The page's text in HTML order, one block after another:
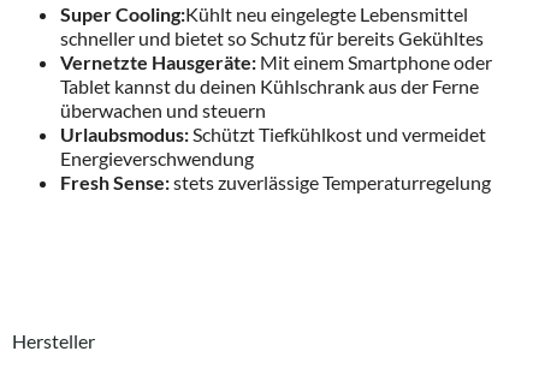
Super Cooling:Kühlt neu eingelegte Lebensmittel
schneller und bietet so Schutz für bereits Gekühltes
Vernetzte Hausgeräte: Mit einem Smartphone oder
Tablet kannst du deinen Kühlschrank aus der Ferne
überwachen und steuern
Urlaubsmodus: Schützt Tiefkühlkost und vermeidet
Energieverschwendung
Fresh Sense:stets zuverlässige Temperaturregelung
Hersteller